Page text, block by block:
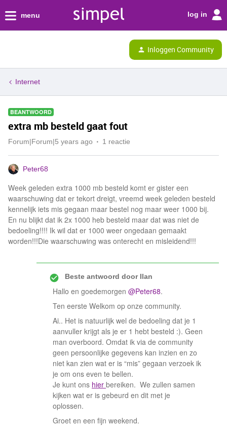
menu log in
Inloggen Community
Internet
BEANTWOORD
extra mb besteld gaat fout
Forum|Forum|5 years ago 1 reactie
Peter68
Week geleden extra 1000 mb besteld komt er gister een
waarschuwing dat er tekort dreigt, vreemd week geleden besteld
kennelijk iets mis gegaan maar bestel nog maar weer 1000 bij.
En nu blijkt dat ik 2x 1000 heb besteld maar dat was niet de
bedoeling!!!! Ik wil dat er 1000 weer ongedaan gemaakt
worden!!!Die waarschuwing was onterecht en misleidend!!!
Beste antwoord doorIlan
Hallo en goedemorgen @Peter68.
Ten eerste Welkom op onze community.
Ai.. Het is natuurlijk wel de bedoeling dat je 1
aanvuller krijgt als je er 1 hebt besteld :). Geen
man overboord. Omdat ik via de community
geen persoonlijke gegevens kan inzien en zo
niet kan zien wat er is “mis” gegaan verzoek ik
je om ons even te bellen.
Je kunt ons hier bereiken. We zullen samen
kijken wat er is gebeurd en dit met je
oplossen.
Groet en een fijn weekend.